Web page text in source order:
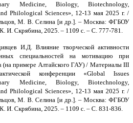
Medicine, Biology, Biotechnology,
Philological Sciences», 12-13 мая 2025 г. /
М. В. Селина [и др.]. – Москва: ФГБОУ
Скрябина, 2025. – 1109 с. – С. 777-781.
И.Д. Влияние творческой активности
специальностей на мотивацию при
(на примере Алтайского ГАУ) / Материалы III
конференции «Global Issues
Medicine, Biology, Biotechnology,
Philological Sciences», 12-13 мая 2025 г. /
М. В. Селина [и др.]. – Москва: ФГБОУ
Скрябина, 2025. – 1109 с. – С. 831-836.